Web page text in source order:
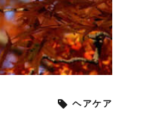
ヘアケア